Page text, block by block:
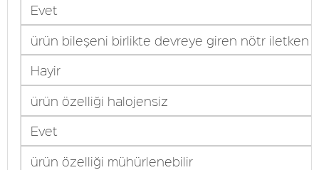
Evet
ürün bileşeni birlikte devreye giren nötr iletken
Hayir
ürün özelliği halojensiz
Evet
ürün özelliği mühürlenebilir